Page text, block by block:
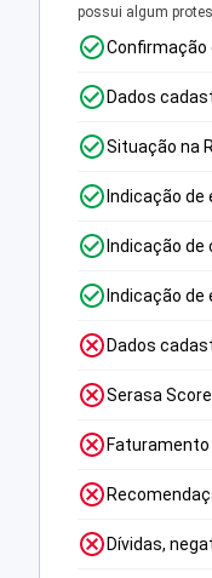
possui algum
Confirmação
Dados
Situação na
Indicação
Indicação
Indicação
Dados
Serasa
Dívidas,